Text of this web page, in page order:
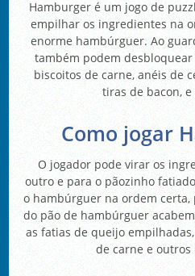
Hamburger é um jogo de
empilhar os ingredientes na
enorme hambúrguer. Ao
também podem
biscoitos de carne, anéis de
tiras de bacon,
Como jogar
O jogador pode virar os
outro e para o pãozinho
o hambúrguer na ordem certa,
do pão de hambúrguer
as fatias de queijo
de carne e